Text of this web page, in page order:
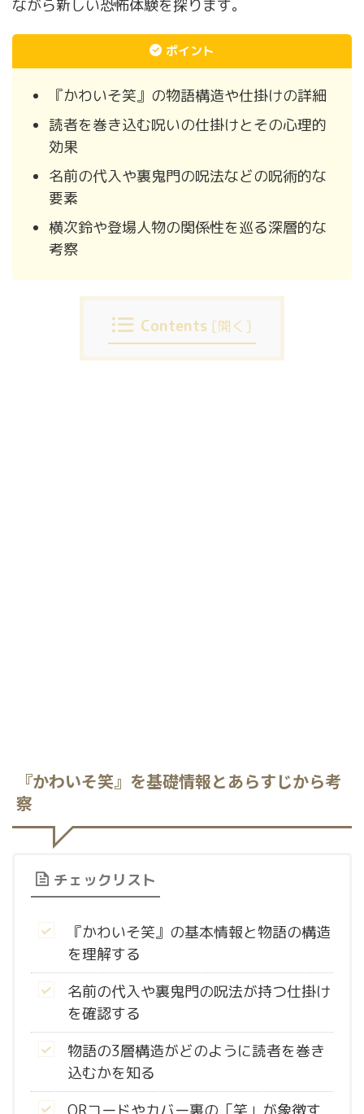
ながら新しい恐怖体験を探ります。
ポイント
『かわいそ笑』の物語構造や仕掛けの詳細
読者を巻き込む呪いの仕掛けとその心理的
効果
名前の代入や裏鬼門の呪法などの呪術的な
要素
横次鈴や登場人物の関係性を巡る深層的な
考察
Contents [開く ]
『かわいそ笑』を基礎情報とあらすじから考
察
チェックリスト
『かわいそ笑』の基本情報と物語の構造
を理解する
名前の代入や裏鬼門の呪法が持つ仕掛け
を確認する
物語の3層構造がどのように読者を巻き
込むかを知る